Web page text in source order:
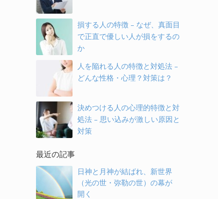
損する人の特徴 – なぜ、真面目
で正直で優しい人が損をするの
か
人を陥れる人の特徴と対処法 –
どんな性格・心理？対策は？
決めつける人の心理的特徴と対
処法 – 思い込みが激しい原因と
対策
最近の記事
日神と月神が結ばれ、新世界
（光の世・弥勒の世）の幕が
開く